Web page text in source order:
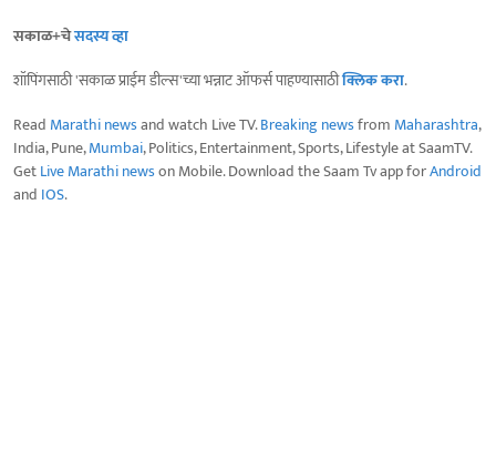
सकाळ+चेसदस्य व्हा
शॉपिंगसाठी 'सकाळ प्राईम डील्स'च्या भन्नाट ऑफर्स पाहण्यासाठीक्लिक करा.
Read Marathi newsand watch Live TV.Breaking newsfrom Maharashtra,
India, Pune,Mumbai, Politics, Entertainment, Sports, Lifestyle at SaamTV.
GetLive Marathi newson Mobile. Download the Saam Tv app forAndroid
and IOS.